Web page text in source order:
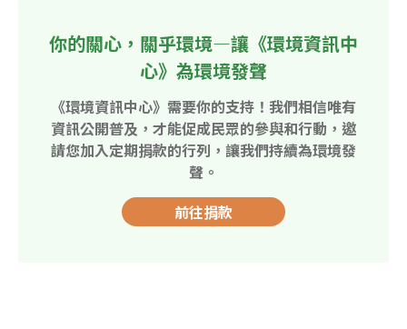
你的關心，關乎環境—讓《環境資訊中
心》為環境發聲
《環境資訊中心》需要你的支持！我們相信唯有
資訊公開普及，才能促成民眾的參與和行動，邀
請您加入定期捐款的行列，讓我們持續為環境發
聲。
前往捐款